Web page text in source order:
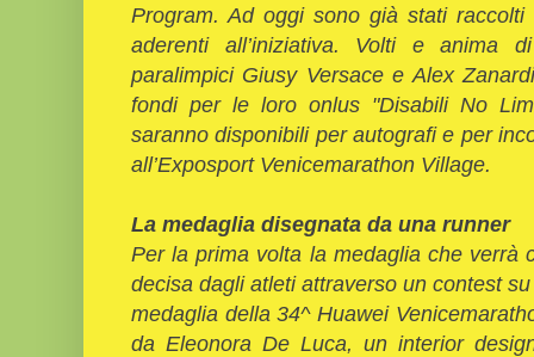
Program. Ad oggi sono già stati
aderenti all’iniziativa. Volti e anima
paralimpici Giusy Versace e Alex
fondi per le loro onlus "Disabili No
saranno disponibili per autografi e per
all’Exposport Venicemarathon Village.
La medaglia disegnata da una runner
Per la prima volta la medaglia che verrà
decisa dagli atleti attraverso un contest
medaglia della 34^ Huawei
da Eleonora De Luca, un interior